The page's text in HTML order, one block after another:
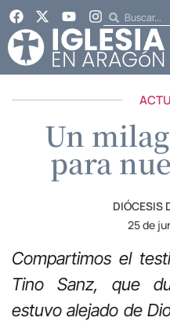
Un
para
DIÓCESIS
25 de
Compartimos el
Tino Sanz, que
estuvo alejado de